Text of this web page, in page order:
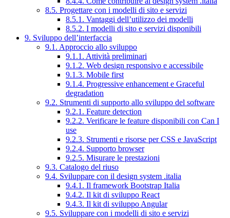
8.5. Progettare con i modelli di sito e servizi
8.5.1. Vantaggi dell’utilizzo dei modelli
8.5.2. I modelli di sito e servizi disponibili
9. Sviluppo dell’interfaccia
9.1. Approccio allo sviluppo
9.1.1. Attività preliminari
9.1.2. Web design responsivo e accessibile
9.1.3. Mobile first
9.1.4. Progressive enhancement e Graceful
degradation
9.2. Strumenti di supporto allo sviluppo del software
9.2.1. Feature detection
9.2.2. Verificare le feature disponibili con Can I
use
9.2.3. Strumenti e risorse per CSS e JavaScript
9.2.4. Supporto browser
9.2.5. Misurare le prestazioni
9.3. Catalogo del riuso
9.4. Sviluppare con il design system .italia
9.4.1. Il framework Bootstrap Italia
9.4.2. Il kit di sviluppo React
9.4.3. Il kit di sviluppo Angular
9.5. Sviluppare con i modelli di sito e servizi